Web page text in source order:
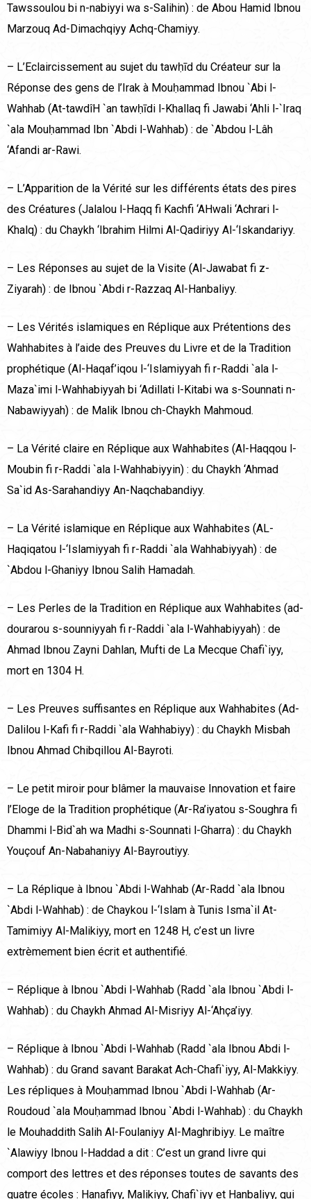
Tawssoulou bi n-nabiyyi wa s-Salihin) : de Abou Hamid Ibnou
Marzouq Ad-Dimachqiyy Achq-Chamiyy.
– L’Eclaircissement au sujet du tawḥīd du Créateur sur la
Réponse des gens de l’Irak à Mouḥammad Ibnou `Abi l-
Wahhab (At-tawdîH `an tawḥīdi l-Khallaq fi Jawabi ‘Ahli l-`Iraq
`ala Mouḥammad Ibn `Abdi l-Wahhab) : de `Abdou l-Lâh
‘Afandi ar-Rawi.
– L’Apparition de la Vérité sur les différents états des pires
des Créatures (Jalalou l-Haqq fi Kachfi ‘AHwali ‘Achrari l-
Khalq) : du Chaykh ‘Ibrahim Hilmi Al-Qadiriyy Al-‘Iskandariyy.
– Les Réponses au sujet de la Visite (Al-Jawabat fi z-
Ziyarah) : de Ibnou `Abdi r-Razzaq Al-Hanbaliyy.
– Les Vérités islamiques en Réplique aux Prétentions des
Wahhabites à l’aide des Preuves du Livre et de la Tradition
prophétique (Al-Haqaf’iqou l-‘Islamiyyah fi r-Raddi `ala l-
Maza`imi l-Wahhabiyyah bi ‘Adillati l-Kitabi wa s-Sounnati n-
Nabawiyyah) : de Malik Ibnou ch-Chaykh Mahmoud.
– La Vérité claire en Réplique aux Wahhabites (Al-Haqqou l-
Moubin fi r-Raddi `ala l-Wahhabiyyin) : du Chaykh ‘Ahmad
Sa`id As-Sarahandiyy An-Naqchabandiyy.
– La Vérité islamique en Réplique aux Wahhabites (AL-
Haqiqatou l-‘Islamiyyah fi r-Raddi `ala Wahhabiyyah) : de
`Abdou l-Ghaniyy Ibnou Salih Hamadah.
– Les Perles de la Tradition en Réplique aux Wahhabites (ad-
dourarou s-sounniyyah fi r-Raddi `ala l-Wahhabiyyah) : de
Ahmad Ibnou Zayni Dahlan, Mufti de La Mecque Chafi`iyy,
mort en 1304 H.
– Les Preuves suffisantes en Réplique aux Wahhabites (Ad-
Dalilou l-Kafi fi r-Raddi `ala Wahhabiyy) : du Chaykh Misbah
Ibnou Ahmad Chibqillou Al-Bayroti.
– Le petit miroir pour blâmer la mauvaise Innovation et faire
l’Eloge de la Tradition prophétique (Ar-Ra’iyatou s-Soughra fi
Dhammi l-Bid`ah wa Madhi s-Sounnati l-Gharra) : du Chaykh
Youçouf An-Nabahaniyy Al-Bayroutiyy.
– La Réplique à Ibnou `Abdi l-Wahhab (Ar-Radd `ala Ibnou
`Abdi l-Wahhab) : de Chaykou l-‘Islam à Tunis Isma`il At-
Tamimiyy Al-Malikiyy, mort en 1248 H, c’est un livre
extrèmement bien écrit et authentifié.
– Réplique à Ibnou `Abdi l-Wahhab (Radd `ala Ibnou `Abdi l-
Wahhab) : du Chaykh Ahmad Al-Misriyy Al-‘Ahça’iyy.
– Réplique à Ibnou `Abdi l-Wahhab (Radd `ala Ibnou Abdi l-
Wahhab) : du Grand savant Barakat Ach-Chafi`iyy, Al-Makkiyy.
Les répliques à Mouḥammad Ibnou `Abdi l-Wahhab (Ar-
Roudoud `ala Mouḥammad Ibnou `Abdi l-Wahhab) : du Chaykh
le Mouhaddith Salih Al-Foulaniyy Al-Maghribiyy. Le maître
`Alawiyy Ibnou l-Haddad a dit : C’est un grand livre qui
comport des lettres et des réponses toutes de savants des
quatre écoles : Hanafiyy, Malikiyy, Chafi`iyy et Hanbaliyy, qui